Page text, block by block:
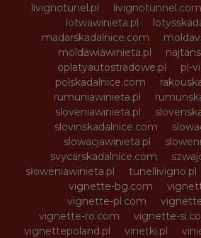
livignotunel.pl
livignotunnel.com
lotwawinieta.pl
madarskadalnice.com
moldawiawinieta.pl
oplatyautostradowe.pl
pl-
polskadalnice.com
rumuniawinieta.pl
sloveniawinieta.pl
slovinskadalnice.com
slowacjawinieta.pl
svycarskadalnice.com
słoweniawinieta.pl
tunellivigno.pl
vignette-bg.com
vignette-pl.com
vignette-ro.com
vignette-
vignettepoland.pl
vinetki.pl